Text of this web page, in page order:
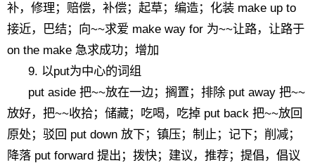
补，修理；赔偿，补偿；起草；编造；化装 make up to
接近，巴结；向~~求爱 make way for 为~~让路，让路于
on the make 急求成功；增加
9. 以put为中心的词组
put aside 把~~放在一边；搁置；排除 put away 把~~
放好，把~~收拾；储藏；吃喝，吃掉 put back 把~~放回
原处；驳回 put down 放下；镇压；制止；记下；削减；
降落 put forward 提出；拨快；建议，推荐；提倡，倡议